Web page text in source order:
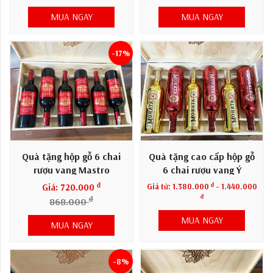
MUA NGAY MUA NGAY
Quà tặng hộp gỗ 6 chai
rượu vang Mastro
Giá: 720.000 đ
868.000đ
-17%
MUA NGAY
Quà tặng cao cấp hộp gỗ
6 chai rượu vang Ý
Morata
Giá từ: 1.380.000 đ- 1.440.000
đ
MUA NGAY
-8%